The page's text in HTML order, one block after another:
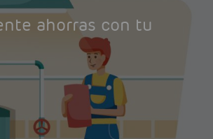
ahorras con tu